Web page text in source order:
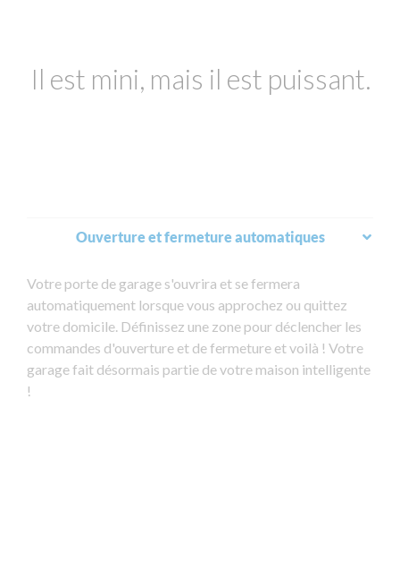
Il est mini, mais il est puissant.
Ouverture et fermeture automatiques
Votre porte de garage s'ouvrira et se fermera
automatiquement lorsque vous approchez ou quittez
votre domicile. Définissez une zone pour déclencher les
commandes d'ouverture et de fermeture et voilà ! Votre
garage fait désormais partie de votre maison intelligente
!